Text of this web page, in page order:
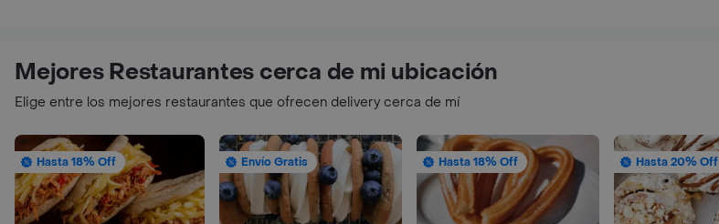
Mejores Restaurantes cerca de mi ubicación
Elige entre los mejores restaurantes que ofrecen delivery cerca de mí
Hasta 18% Off Envío Gratis Hasta 18% Off Hasta 20% Off